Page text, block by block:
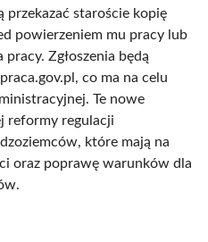
przekazać staroście kopię
powierzeniem mu pracy lub
Zgłoszenia będą
co ma na celu
Te nowe
reformy regulacji
które mają na
oraz poprawę warunków dla